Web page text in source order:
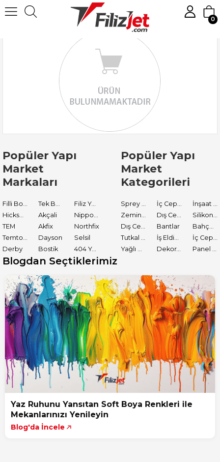
0
Popüler Yapı
Market
Markaları
Filli Boya Tek Boya
Filiz Yapı Market
Hickson Decor
Akçali
Nippon Paint
TEM
Akfix
Northfix
Temtools
Dayson
Selsil
Derby
Bostik 404 Yapıştırıcı
Popüler Yapı
Market
Kategorileri
Sprey Boyalar İç Cephe Astarları
İnşaat Tamir Malzemeleri
Zemin Boyası
Dış Cephe Boyaları
Silikon ve Mastikler
Dış Cephe Astarları
Bantlar
Bahçe El Aletleri
Tutkal ve Yapıştırıcılar
İş Eldiveni
İç Cephe Boyaları
Yağlı Boyalar
Dekoratif Boyalar Panel Kapı Boyası
Blogdan Seçtiklerimiz
Yaz Ruhunu Yansıtan Soft Boya Renkleri ile
Mekanlarınızı Yenileyin
Blog'da İncele